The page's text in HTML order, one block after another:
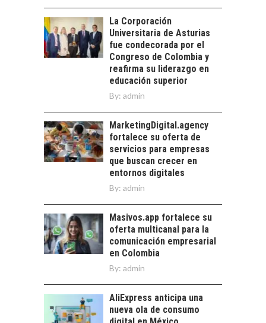
pymes en Chile:
alternativas que
trascienden el
crédito…
LOS SERVICIOS
DIGITALES
EXPORTADOS DESDE
CHILE
El auge de las
exportaciones de
TURISMO EN EL
DESIERTO DE
ATACAMA:
OPORTUNIDADES
PARA EL
DESARROLLO LOCAL
El Desierto de
Atacama: Motor
Estratégico para el
Desarrollo Turístico…
MINERA CHILENA
FRENTE AL DESAFÍO
DE LA
SOSTENIBILIDAD
el reto ineludible de…
La Corporación
Universitaria de Asturias
fue condecorada por el
Congreso de Colombia y
reafirma su liderazgo en
educación superior
By: admin
MarketingDigital.agency
fortalece su oferta de
servicios para empresas
que buscan crecer en
entornos digitales
By: admin
Masivos.app fortalece su
oferta multicanal para la
comunicación empresarial
en Colombia
By: admin
AliExpress anticipa una
nueva ola de consumo